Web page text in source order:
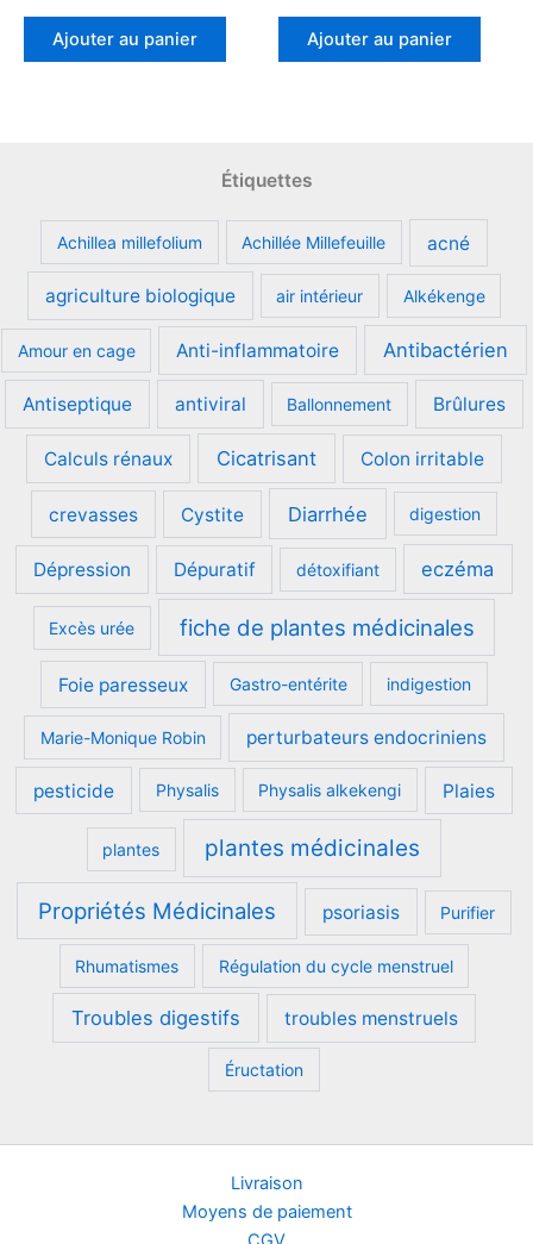
Ajouter au panier Ajouter au panier
Étiquettes
Achillea millefolium Achillée Millefeuille acné
agriculture biologique air intérieur Alkékenge
Amour en cage Anti-inflammatoire Antibactérien
Antiseptique antiviral Ballonnement Brûlures
Calculs rénaux Cicatrisant Colon irritable
crevasses Cystite Diarrhée digestion
Dépression Dépuratif détoxifiant eczéma
Excès urée fiche de plantes médicinales
Foie paresseux Gastro-entérite indigestion
Marie-Monique Robin perturbateurs endocriniens
pesticide Physalis Physalis alkekengi Plaies
plantes plantes médicinales
Propriétés Médicinales psoriasis Purifier
Rhumatismes Régulation du cycle menstruel
Troubles digestifs troubles menstruels
Éructation
Livraison
Moyens de paiement